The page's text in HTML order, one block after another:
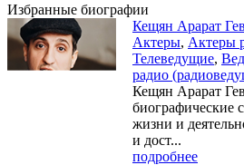
Избранные биографии
Кещян Арарат
Актеры, Актеры
Телеведущие,
радио
Кещян Арарат
биографические
жизни и
и дост...
подробнее